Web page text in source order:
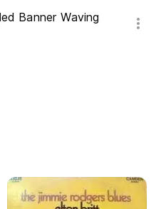
Banner Waving